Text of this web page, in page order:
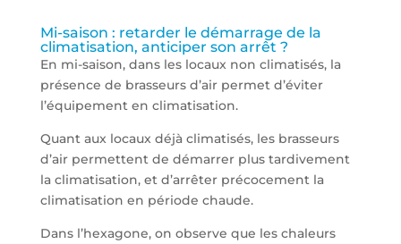
Mi-saison : retarder le démarrage de la
climatisation, anticiper son arrêt ?
En mi-saison, dans les locaux non climatisés, la
présence de brasseurs d’air permet d’éviter
l’équipement en climatisation.
Quant aux locaux déjà climatisés, les brasseurs
d’air permettent de démarrer plus tardivement
la climatisation, et d’arrêter précocement la
climatisation en période chaude.
Dans l’hexagone, on observe que les chaleurs